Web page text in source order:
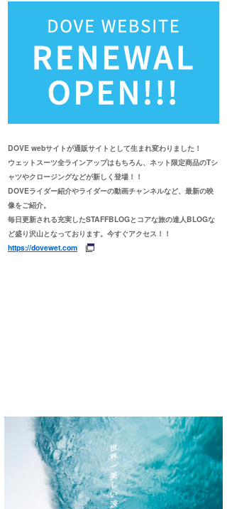
DOVE webサイトが通販サイトとして生まれ変わりました！
ウェットスーツ全ラインアップはもちろん、ネット限定商品のTシ
ャツやクロージングなどが新しく登場！！
DOVEライダー紹介やライダーの動画チャンネルなど、最新の映
像をご紹介。
毎日更新される充実したSTAFFBLOGとコアな旅の達人BLOGな
ど盛り沢山となっております。今すぐアクセス！！
https://dovewet.com